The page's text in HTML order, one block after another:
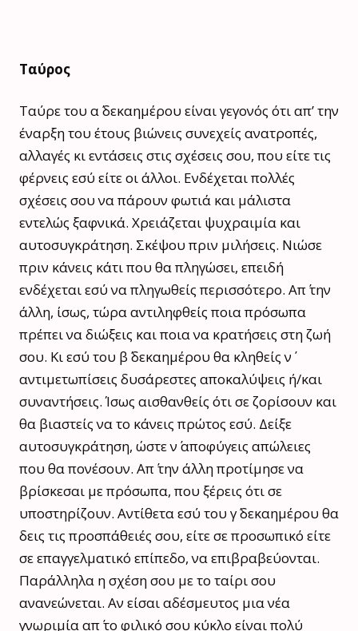
Ταύρος
Ταύρε του α΄ δεκαημέρου είναι γεγονός ότι απ’ την
έναρξη του έτους βιώνεις συνεχείς ανατροπές,
αλλαγές κι εντάσεις στις σχέσεις σου, που είτε τις
φέρνεις εσύ είτε οι άλλοι. Ενδέχεται πολλές
σχέσεις σου να πάρουν φωτιά και μάλιστα
εντελώς ξαφνικά. Χρειάζεται ψυχραιμία και
αυτοσυγκράτηση. Σκέψου πριν μιλήσεις. Νιώσε
πριν κάνεις κάτι που θα πληγώσει, επειδή
ενδέχεται εσύ να πληγωθείς περισσότερο. Απ΄ την
άλλη, ίσως, τώρα αντιληφθείς ποια πρόσωπα
πρέπει να διώξεις και ποια να κρατήσεις στη ζωή
σου. Κι εσύ του β΄ δεκαημέρου θα κληθείς ν΄
αντιμετωπίσεις δυσάρεστες αποκαλύψεις ή/και
συναντήσεις. Ίσως αισθανθείς ότι σε ζορίσουν και
θα βιαστείς να το κάνεις πρώτος εσύ. Δείξε
αυτοσυγκράτηση, ώστε ν΄ αποφύγεις απώλειες
που θα πονέσουν. Απ΄ την άλλη προτίμησε να
βρίσκεσαι με πρόσωπα, που ξέρεις ότι σε
υποστηρίζουν. Αντίθετα εσύ του γ΄ δεκαημέρου θα
δεις τις προσπάθειές σου, είτε σε προσωπικό είτε
σε επαγγελματικό επίπεδο, να επιβραβεύονται.
Παράλληλα η σχέση σου με το ταίρι σου
ανανεώνεται. Αν είσαι αδέσμευτος μια νέα
γνωριμία απ΄ το φιλικό σου κύκλο είναι πολύ